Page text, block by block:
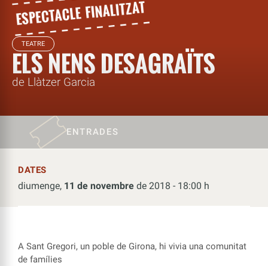
TEATRE
ELS NENS DESAGRAÏTS
de Llàtzer Garcia
ENTRADES
DATES
diumenge, 11 de novembre de 2018 - 18:00 h
A Sant Gregori, un poble de Girona, hi vivia una comunitat
de famílies